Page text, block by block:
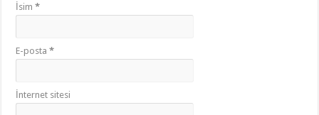
İsim*
E-posta*
İnternet sitesi